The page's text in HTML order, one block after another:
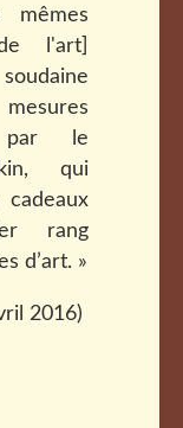
mêmes
l'art]
par le
qui
rang
d’art. »
2016)